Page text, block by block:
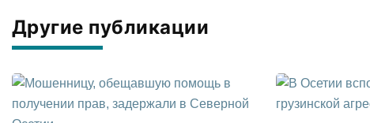
Другие публикации